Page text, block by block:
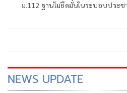
ม.112 ฐานไม่ยึดมั่นในระบอบประชาธิปไตยอันมีพระมหา
NEWS UPDATE